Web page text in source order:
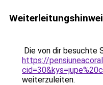
Die von dir besuchte
https://
weiterzuleiten.